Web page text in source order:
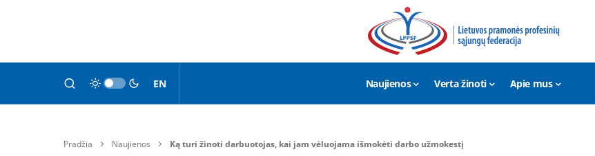
EN Naujienos Verta žinoti Apie mus
Pradžia Naujienos Ką turi žinoti darbuotojas, kai jam vėluojama išmokėti darbo užmokestį